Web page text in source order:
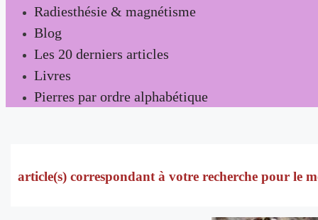
Radiesthésie & magnétisme
Blog
Les 20 derniers articles
Livres
Pierres par ordre alphabétique